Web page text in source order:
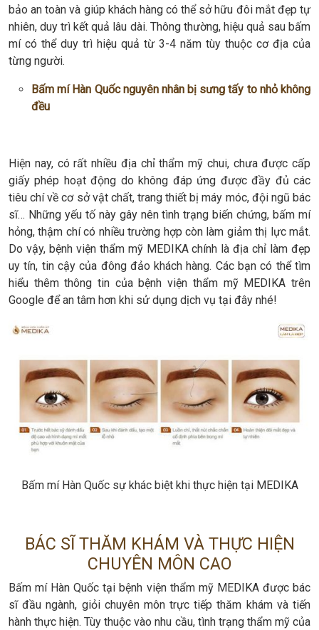
bảo an toàn và giúp khách hàng có thể sở hữu đôi mắt đẹp tự
nhiên, duy trì kết quả lâu dài. Thông thường, hiệu quả sau bấm
mí có thể duy trì hiệu quả từ 3-4 năm tùy thuộc cơ địa của
từng người.
Bấm mí Hàn Quốc nguyên nhân bị sưng tấy to nhỏ không
đều
Hiện nay, có rất nhiều địa chỉ thẩm mỹ chui, chưa được cấp
giấy phép hoạt động do không đáp ứng được đầy đủ các
tiêu chí về cơ sở vật chất, trang thiết bị máy móc, đội ngũ bác
sĩ… Những yếu tố này gây nên tình trạng biến chứng, bấm mí
hỏng, thậm chí có nhiều trường hợp còn làm giảm thị lực mắt.
Do vậy, bệnh viện thẩm mỹ MEDIKA chính là địa chỉ làm đẹp
uy tín, tin cậy của đông đảo khách hàng. Các bạn có thể tìm
hiểu thêm thông tin của bệnh viện thẩm mỹ MEDIKA trên
Google để an tâm hơn khi sử dụng dịch vụ tại đây nhé!
Bấm mí Hàn Quốc sự khác biệt khi thực hiện tại MEDIKA
BÁC SĨ THĂM KHÁM VÀ THỰC HIỆN
CHUYÊN MÔN CAO
Bấm mí Hàn Quốc tại bệnh viện thẩm mỹ MEDIKA được bác
sĩ đầu ngành, giỏi chuyên môn trực tiếp thăm khám và tiến
hành thực hiện. Tùy thuộc vào nhu cầu, tình trạng thẩm mỹ của